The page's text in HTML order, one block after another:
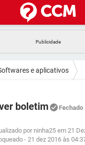
FACEBOOK
GMAIL
WHATSAPP
GMAIL
WHATSAPP
EXCEL
e aplicativos
boletim Fechado
por ninha25 em 21
-21 dez 2016 às